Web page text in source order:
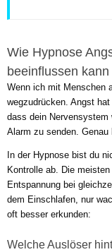
Wie Hypnose
beeinflussen kann
Wenn ich mit Menschen
wegzudrücken. Angst
dass dein Nervensystem
Alarm zu senden. Genau
In der Hypnose bist du
Kontrolle ab. Die
Entspannung bei
dem Einschlafen, nur
oft besser erkunden:
Welche Auslöser